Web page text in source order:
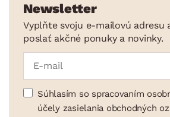
Newsletter
Vyplňte svoju e-mailovú adresu
poslať akčné ponuky a novinky.
Súhlasím so spracovaním
účely zasielania obchodných